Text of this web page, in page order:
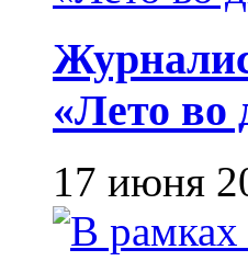
«Лето во
17 июня